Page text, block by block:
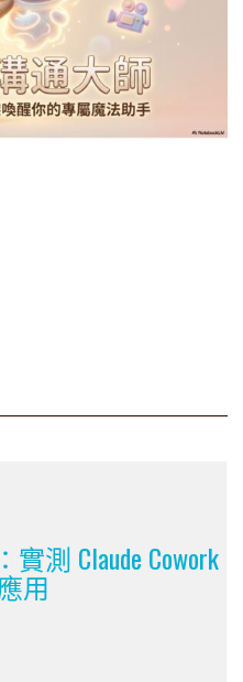
測 Claude Cowork
用